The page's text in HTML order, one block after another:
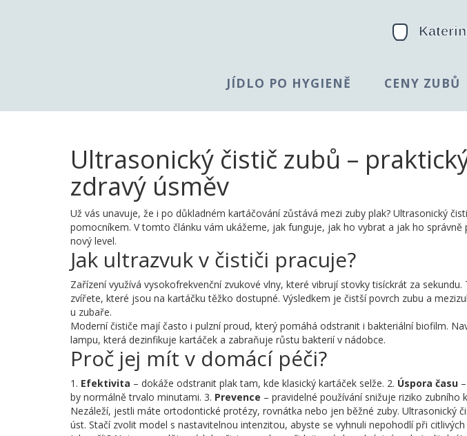
JÍDLO PO HYGIENĚ CENY ZUBŮ
Ultrasonický čistič zubů –
zdravý úsměv
Už vás unavuje, že i po důkladném kartáčování zůstává mezi zuby plak? Ultrasonický
pomocníkem. V tomto článku vám ukážeme, jak funguje, jak ho vybrat a jak ho správně
nový level.
Jak ultrazvuk v čističi pracuje?
Zařízení využívá vysokofrekvenční zvukové vlny, které vibrují stovky tisíckrát za
zvířete, které jsou na kartáčku těžko dostupné. Výsledkem je čistší povrch zubu a
u zubaře.
Moderní čističe mají často i pulzní proud, který pomáhá odstranit i bakteriální biofilm.
lampu, která dezinfikuje kartáček a zabraňuje růstu bakterií v nádobce.
Proč jej mít v domácí péči?
1. Efektivita – dokáže odstranit plak tam, kde klasický kartáček selže. 2. Úspora času
by normálně trvalo minutami. 3. Prevence – pravidelné používání snižuje riziko zubního
Nezáleží, jestli máte ortodontické protézy, rovnátka nebo jen běžné zuby. Ultrasonický
úst. Stačí zvolit model s nastavitelnou intenzitou, abyste se vyhnuli nepohodlí při citlivých